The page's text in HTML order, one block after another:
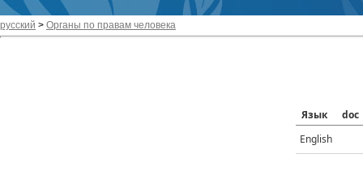
русский > Органы по правам человека
Язык
doc
English